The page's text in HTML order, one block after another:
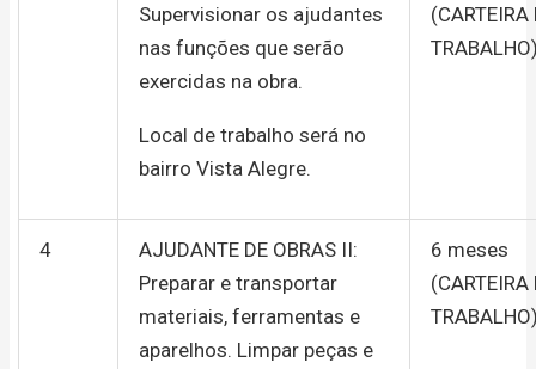
Supervisionar os ajudantes
nas funções que serão
exercidas na obra.
Local de trabalho será no
bairro Vista Alegre.
(CARTEIRA
4
AJUDANTE DE OBRAS II:
Preparar e transportar
materiais, ferramentas e
aparelhos. Limpar peças e
6 meses
(CARTEIRA